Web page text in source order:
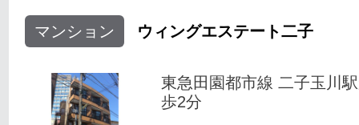
マンション ウィングエステート二子
東急田園都市線 二子玉川
歩2分